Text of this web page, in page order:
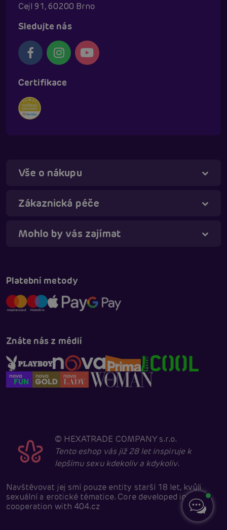
Cejl 91, 60200 Brno
Sledujte nás
Certifikace
Vše o nákupu
Zákaznická péče
Mohlo by vás zajímat
Platební metody
Znáte nás z médií
© HEXATRADE COMPANY s.r.o.
Tento eshop vás již 28 let inspiruje k
lepšímu sexu kdekoliv a kdykoliv.
Navštěvovat jej smí pouze entity starší 18 let, kvůli
sexuální a erotické tématice. Core developed in
cooperation with 404.cz
Táňa - virtuální asistentka